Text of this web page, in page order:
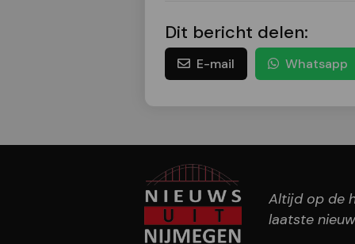
Dit bericht delen:
E-mail Whatsapp
Altijd op de
laatste